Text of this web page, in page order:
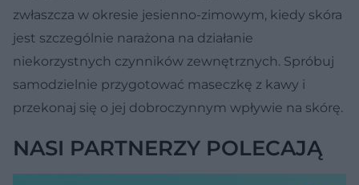
zwłaszcza w okresie jesienno-zimowym, kiedy skóra
jest szczególnie narażona na działanie
niekorzystnych czynników zewnętrznych. Spróbuj
samodzielnie przygotować maseczkę z kawy i
przekonaj się o jej dobroczynnym wpływie na skórę.
NASI PARTNERZY POLECAJĄ